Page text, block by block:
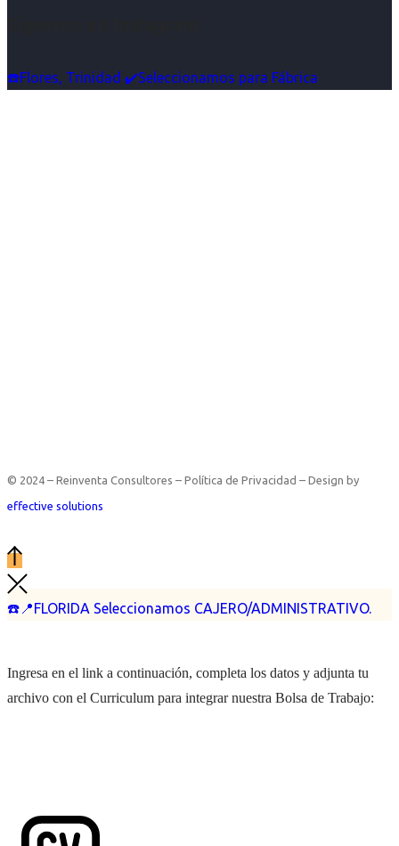
☎️Flores, Trinidad ✔️Seleccionamos para Fábrica
☎️📍FLORIDA Seleccionamos CAJERO/ADMINISTRATIVO.
© 2024 – Reinventa Consultores – Política de Privacidad – Design by
effective solutions
Ingresa en el link a continuación, completa los datos y adjunta tu
archivo con el Curriculum para integrar nuestra Bolsa de Trabajo: